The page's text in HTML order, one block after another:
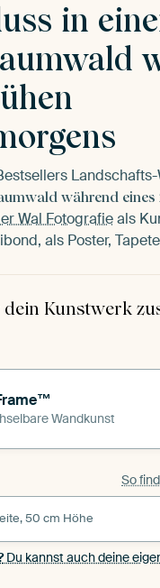
in
während
Wal Fotografieals
als Poster,
Kunstwerk
Wandkunst
So
50 cm Höhe
Du kannst auch deine